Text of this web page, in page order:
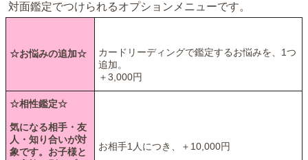
対面鑑定でつけられるオプションメニューです。
☆お悩みの追加☆
カードリーディングで鑑定するお悩みを、1つ
追加。
＋3,000円
☆相性鑑定☆
気になる相手・友
人・知り合いが対
象です。お子様と
お相手1人につき、＋10,000円